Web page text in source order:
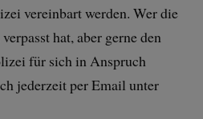
vereinbart werden. Wer die
hat, aber gerne den
für sich in Anspruch
jederzeit per Email unter